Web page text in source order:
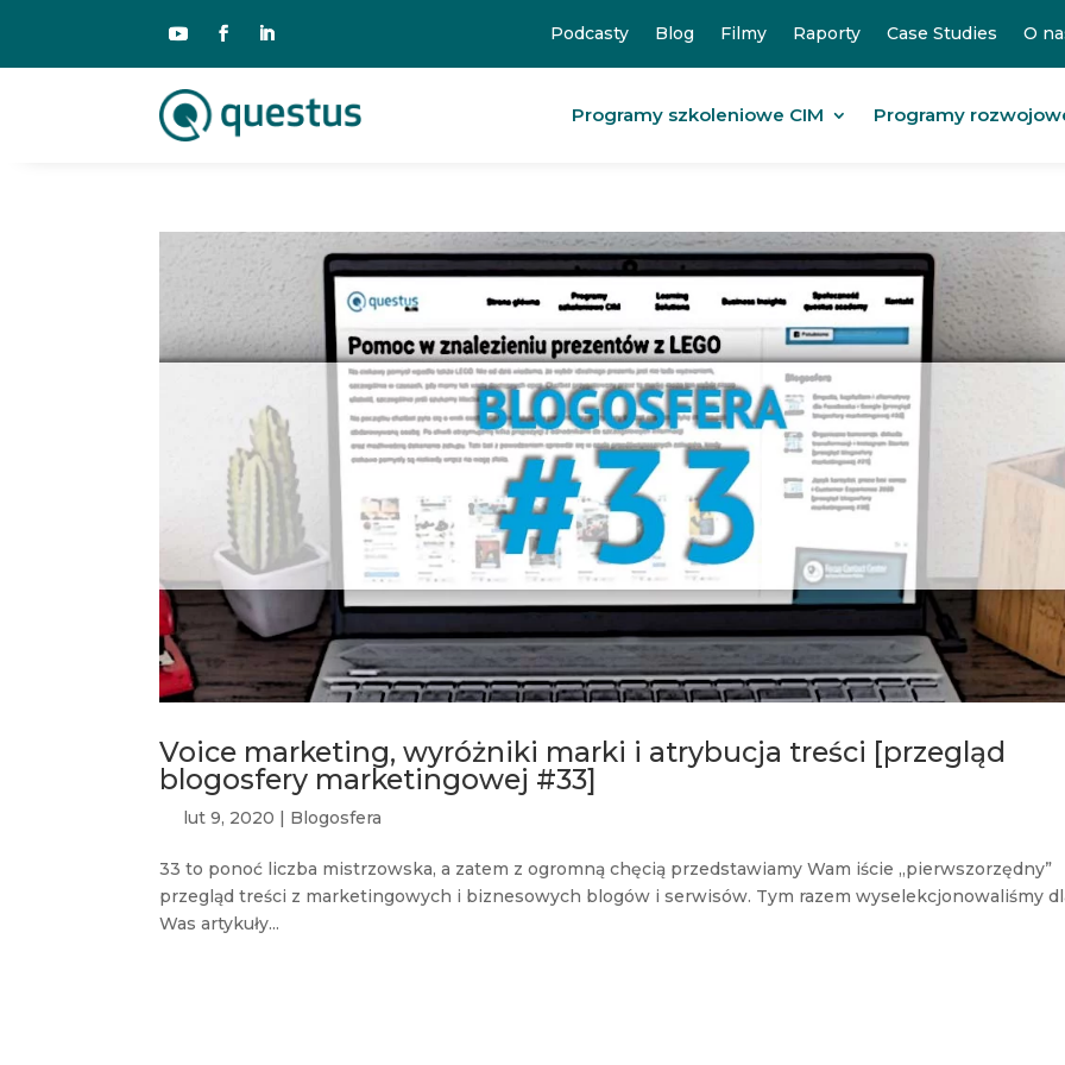
Podcasty Blog Filmy Raporty Case Studies O
Programy szkoleniowe CIM Programy
Voice marketing, wyróżniki marki i atrybucja treści [przegląd
blogosfery marketingowej #33]
lut 9, 2020 | Blogosfera
33 to ponoć liczba mistrzowska, a zatem z ogromną chęcią przedstawiamy Wam iście „pierwszorzędny”
przegląd treści z marketingowych i biznesowych blogów i serwisów. Tym razem wyselekcjonowaliśmy
Was artykuły...